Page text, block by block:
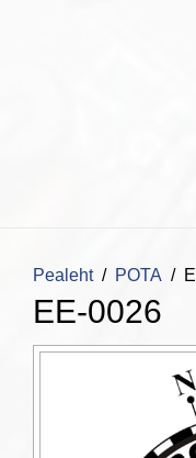
Pealeht POTA
EE-0026